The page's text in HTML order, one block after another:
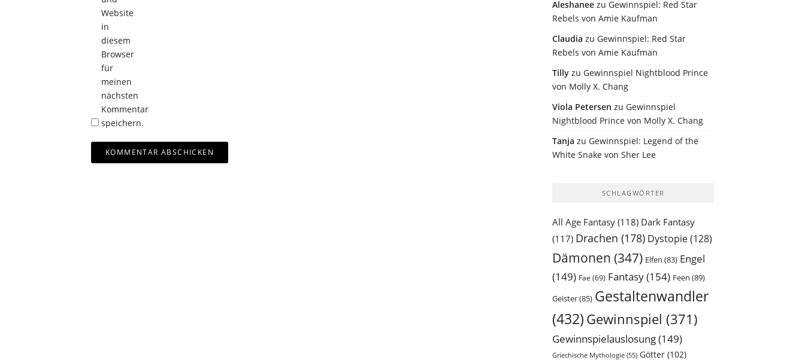
Website
in
diesem
Browser
für
meinen
nächsten
Kommentar
speichern.
Aleshanee zu Gewinnspiel: Red Star
Rebels von Amie Kaufman
Claudia zu Gewinnspiel: Red Star
Rebels von Amie Kaufman
Tilly zu Gewinnspiel Nightblood Prince
von Molly X. Chang
Viola Petersen zu Gewinnspiel
Nightblood Prince von Molly X. Chang
Tanja zu Gewinnspiel: Legend of the
White Snake von Sher Lee
SCHLAGWÖRTER
All Age Fantasy (118) Dark Fantasy
(117) Drachen (178) Dystopie(128)
Dämonen (347) Elfen (83) Engel
(149) Fae (69) Fantasy(154) Feen (89)
Geister(85) Gestaltenwandler
(432) Gewinnspiel (371)
Gewinnspielauslosung(149)
Griechische Mythologie (55) Götter (102)